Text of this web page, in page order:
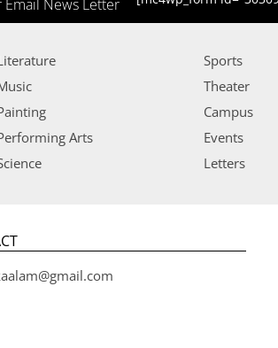
News Letter
Arts
Sports
Theater
Campus
Events
Letters